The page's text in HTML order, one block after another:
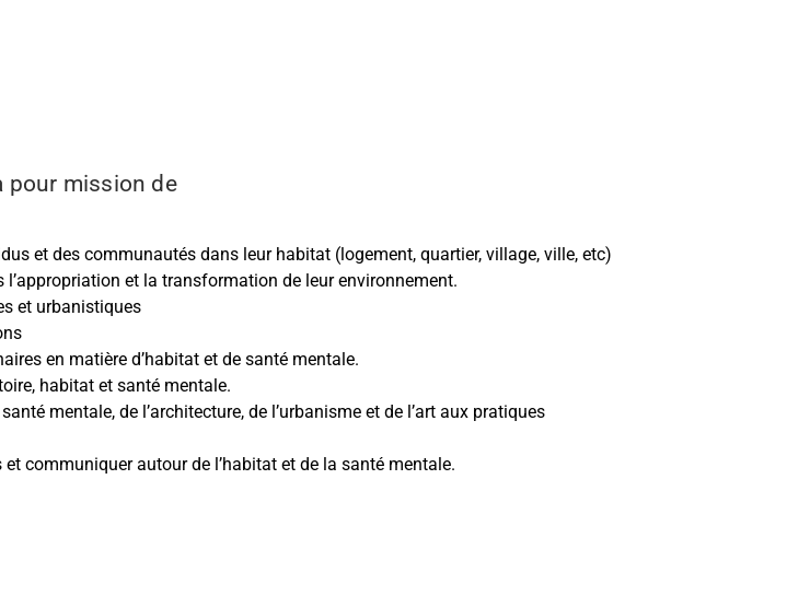
pour mission de
et des communautés dans leur habitat (logement, quartier, village, ville, etc)
et la transformation de leur environnement.
et urbanistiques
en matière d’habitat et de santé mentale.
habitat et santé mentale.
mentale, de l’architecture, de l’urbanisme et de l’art aux pratiques
communiquer autour de l’habitat et de la santé mentale.